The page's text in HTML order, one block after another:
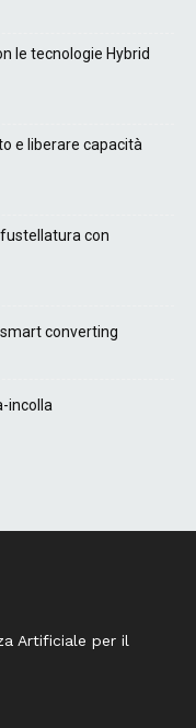
le tecnologie Hybrid
e liberare capacità
con
converting
incolla
Artificiale per il